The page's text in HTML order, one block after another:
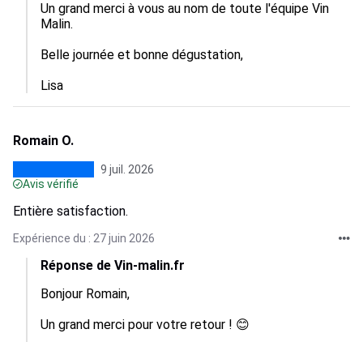
Un grand merci à vous au nom de toute l'équipe Vin
Malin.
Belle journée et bonne dégustation,
Lisa
Romain O.
9 juil. 2026
Avis vérifié
Entière satisfaction.
Expérience du : 27 juin 2026
Réponse de Vin-malin.fr
Bonjour Romain,
Un grand merci pour votre retour ! 😊